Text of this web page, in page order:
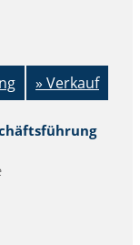
» Verkauf